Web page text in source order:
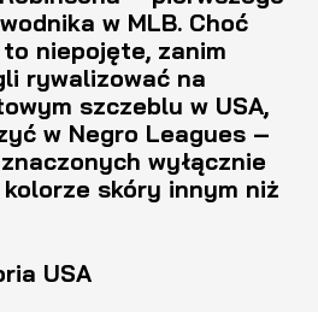
w MLB. Choć
niepojęte, zanim
rywalizować na
szczeblu w USA,
w Negro Leagues –
wyłącznie
skóry innym niż
USA